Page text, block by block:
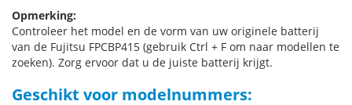
Opmerking:
Controleer het model en de vorm van uw originele batterij
van de Fujitsu FPCBP415 (gebruik Ctrl + F om naar modellen te
zoeken). Zorg ervoor dat u de juiste batterij krijgt.
Geschikt voor modelnummers: